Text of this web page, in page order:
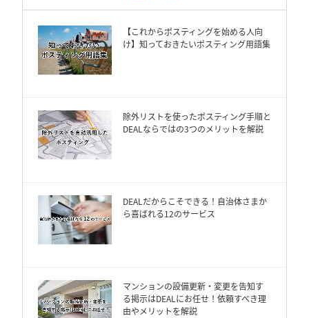
【これからポスティングを始める人向
け】知っておきたいポスティング用語集
除外リストを使ったポスティング手順と
DEALならではの3つのメリットを解説
DEALだからこそできる！自治体さまか
ら喜ばれる12のサービス
マンションの設備更新・変更を告知す
る掲示はDEALにお任せ！依頼すべき理
由やメリットを解説